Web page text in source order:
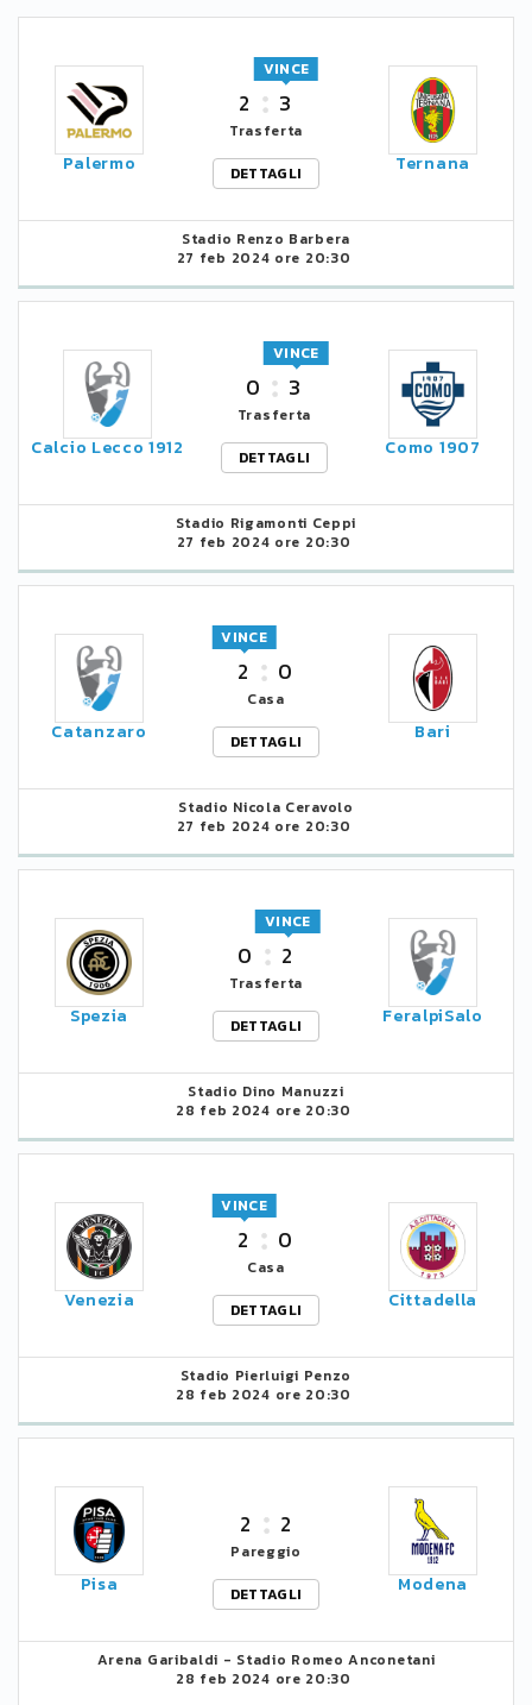
Palermo
2 3
VINCE
Trasferta
DETTAGLI
Ternana
Stadio Renzo Barbera
27 feb 2024 ore 20:30
Calcio Lecco 1912
0 3
VINCE
Trasferta
DETTAGLI
Como 1907
Stadio Rigamonti Ceppi
27 feb 2024 ore 20:30
Catanzaro
2
VINCE
0
Casa
DETTAGLI
Bari
Stadio Nicola Ceravolo
27 feb 2024 ore 20:30
Spezia
0 2
VINCE
Trasferta
DETTAGLI
FeralpiSalo
Stadio Dino Manuzzi
28 feb 2024 ore 20:30
Venezia
2
VINCE
0
Casa
DETTAGLI
Cittadella
Stadio Pierluigi Penzo
28 feb 2024 ore 20:30
Pisa
2 2
Pareggio
DETTAGLI
Modena
Arena Garibaldi - Stadio Romeo Anconetani
28 feb 2024 ore 20:30